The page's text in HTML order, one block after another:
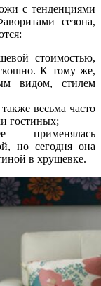
с тенденциями
сезона,
стоимостью,
К тому же,
видом, стилем
весьма часто
гостиных;
применялась
но сегодня она
в хрущевке.